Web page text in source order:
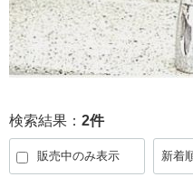
検索結果： 2件
販売中のみ表示